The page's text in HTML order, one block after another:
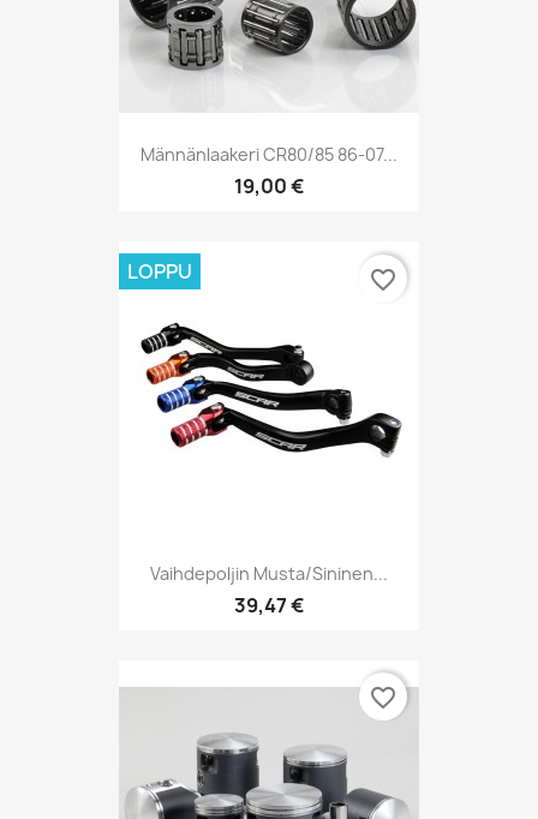
Männänlaakeri CR80/85 86-07...
19,00 €
Vaihdepoljin Musta/sininen...
39,47 €
LOPPU favorite_border
favorite_border